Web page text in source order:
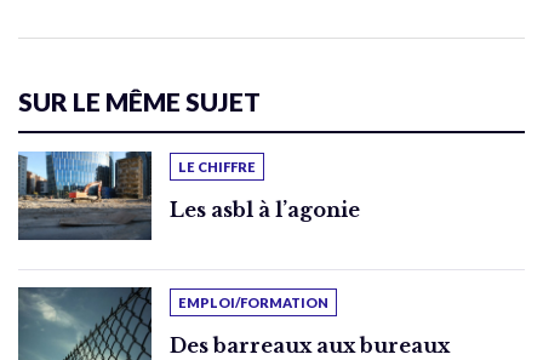
SUR LE MÊME SUJET
LE CHIFFRE
Les asbl à l’agonie
EMPLOI/FORMATION
Des barreaux aux bureaux